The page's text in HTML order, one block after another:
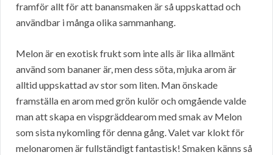
framför allt för att banansmaken är så uppskattad och
användbar i många olika sammanhang.
Melon är en exotisk frukt som inte alls är lika allmänt
använd som bananer är, men dess söta, mjuka arom är
alltid uppskattad av stor som liten. Man önskade
framställa en arom med grön kulör och omgående valde
man att skapa en vispgräddearom med smak av Melon
som sista nykomling för denna gång. Valet var klokt för
melonaromen är fullständigt fantastisk! Smaken känns så